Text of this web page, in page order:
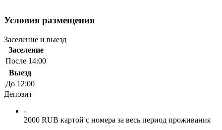
Условия размещения
Заселение и выезд
Заселение
После 14:00
Выезд
До 12:00
Депозит
-
2000 RUB картой с номера за весь период проживания